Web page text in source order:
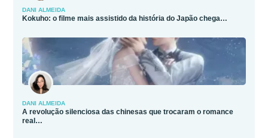
DANI ALMEIDA
Kokuho: o filme mais assistido da história do Japão chega…
DANI ALMEIDA
A revolução silenciosa das chinesas que trocaram o romance
real…